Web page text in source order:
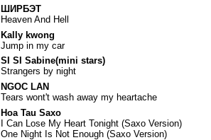
ШИРБЭТ
Heaven And Hell
Kally kwong
Jump in my car
SI SI Sabine(mini stars)
Strangers by night
NGOC LAN
Tears wont't wash away my heartache
Hoa Tau Saxo
I Can Lose My Heart Tonight (Saxo Version)
One Night Is Not Enough (Saxo Version)